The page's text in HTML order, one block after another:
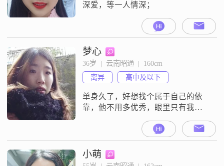
深爱，等一人情深；
梦心
36岁  |  云南昭通  |  160cm
离异
高中及以下
单身久了，好想找个属于自己的依
靠，他不用多优秀，眼里只有我就
小萌